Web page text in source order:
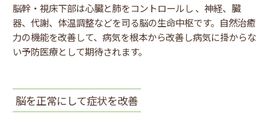
脳幹・視床下部は心臓と肺をコントロールし 、神経、臓
器、代謝、体温調整などを司る脳の生命中枢です。自然治癒
力の機能を改善して、病気を根本から改善し病気に掛からな
い予防医療として期待されます。
脳を正常にして症状を改善